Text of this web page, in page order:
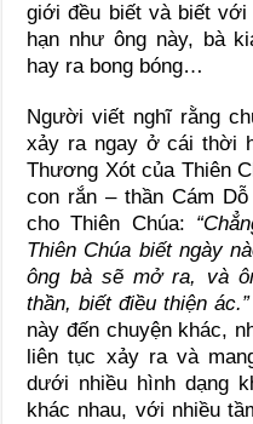
giới đều biết và biết với
hạn như ông này, bà
hay ra bong bóng…
Người viết nghĩ rằng
xảy ra ngay ở cái thời
Thương Xót của Thiên
con rắn – thần Cám
cho Thiên Chúa:
Thiên Chúa biết ngày
ông bà sẽ mở ra, và
thần, biết điều thiện ác.”
này đến chuyện khác,
liên tục xảy ra và
dưới nhiều hình dạng
khác nhau, với nhiều